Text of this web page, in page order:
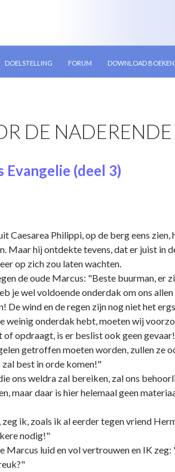
DOELSTELLING FORUM DOWNLOAD BOEKEN
DE NADERENDE
Evangelie (deel 3)
Caesarea Philippi, op de berg eens
Maar hij ontdekte tevens, dat er juist in
op zich zou laten wachten.
de oude Marcus: "Beste buurman, er
je wel voldoende onderdak om ons
wind en de regen zijn nog niet het
weinig onderdak hebt, moeten wij
opdraagt, is er beslist ook geen
getroffen moeten worden, zullen ze
zal best in orde komen!"
ons weldra zal bereiken, zal ons
maar daar is hier helemaal geen
ik, zoals ik al eerder tegen vriend
nodig!"
Marcus luid en vol vertrouwen en IK zeg: